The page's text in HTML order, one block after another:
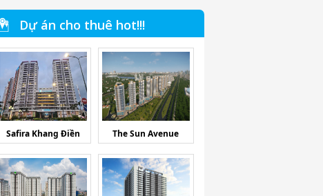
Dự án cho thuê hot!!!
Safira Khang Điền The Sun Avenue